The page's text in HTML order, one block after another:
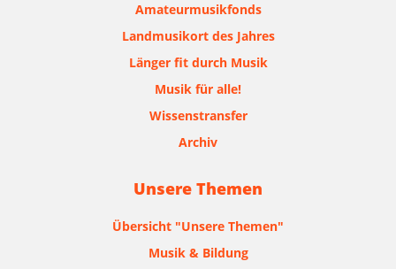
Amateurmusikfonds
Landmusikort des Jahres
Länger fit durch Musik
Musik für alle!
Wissenstransfer
Archiv
Unsere Themen
Übersicht "Unsere Themen"
Musik & Bildung